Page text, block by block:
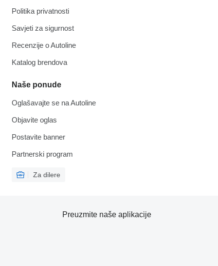
Politika privatnosti
Savjeti za sigurnost
Recenzije o Autoline
Katalog brendova
Naše ponude
Oglašavajte se na Autoline
Objavite oglas
Postavite banner
Partnerski program
Za dilere
Preuzmite naše aplikacije